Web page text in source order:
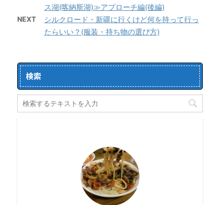
ス湖(喀納斯湖)≫アプローチ編(後編)
NEXT
シルクロード・新疆に行くけど何を持って行っ
たらいい？(服装・持ち物の選び方)
検索